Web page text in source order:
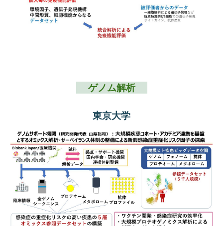
ゲノム解析
東京大学